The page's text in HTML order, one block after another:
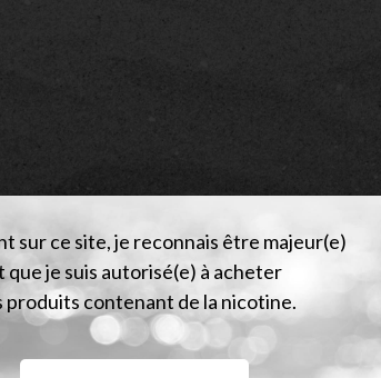
sur ce site, je reconnais être majeur(e)
que je suis autorisé(e) à acheter
produits contenant de la nicotine.